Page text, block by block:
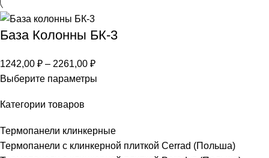
Категории товаров
Термопанели клинкерные
Термопанели c клинкерной плиткой Сerrad (Польша)
База Колонны БК-3
1242,00 ₽ – 2261,00 ₽
Выберите параметры